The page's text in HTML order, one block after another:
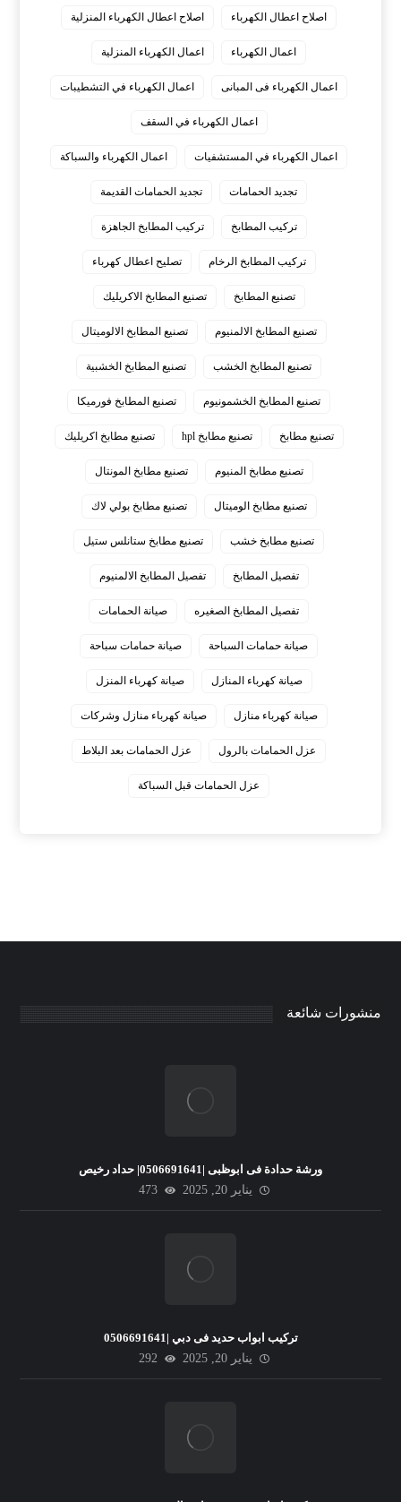
اصلاح اعطال الكهرباء اصلاح اعطال الكهرباء المنزلية
اعمال الكهرباء اعمال الكهرباء المنزلية
اعمال الكهرباء فى المبانى اعمال الكهرباء في التشطيبات
اعمال الكهرباء في السقف
اعمال الكهرباء في المستشفيات اعمال الكهرباء والسباكة
تجديد الحمامات تجديد الحمامات القديمة
تركيب المطابخ تركيب المطابخ الجاهزة
تركيب المطابخ الرخام تصليح اعطال كهرباء
تصنيع المطابخ تصنيع المطابخ الاكريليك
تصنيع المطابخ الالمنيوم تصنيع المطابخ الالوميتال
تصنيع المطابخ الخشب تصنيع المطابخ الخشبية
تصنيع المطابخ الخشمونيوم تصنيع المطابخ فورميكا
تصنيع مطابخ تصنيع مطابخ hpl تصنيع مطابخ اكريليك
تصنيع مطابخ المنيوم تصنيع مطابخ المونتال
تصنيع مطابخ الوميتال تصنيع مطابخ بولي لاك
تصنيع مطابخ خشب تصنيع مطابخ ستانلس ستيل
تفصيل المطابخ تفصيل المطابخ الالمنيوم
تفصيل المطابخ الصغيره صيانة الحمامات
صيانة حمامات السباحة صيانة حمامات سباحة
صيانة كهرباء المنازل صيانة كهرباء المنزل
صيانة كهرباء منازل صيانة كهرباء منازل وشركات
عزل الحمامات بالرول عزل الحمامات بعد البلاط
عزل الحمامات قبل السباكة
منشورات شائعة
ورشة حدادة فى ابوظبى |0506691641| حداد رخيص
يناير 20, 2025
473
تركيب ابواب حديد فى دبي |0506691641
يناير 20, 2025
292